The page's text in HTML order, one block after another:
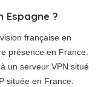
Espagne ?
française en
présence en France.
un serveur VPN situé
située en France.